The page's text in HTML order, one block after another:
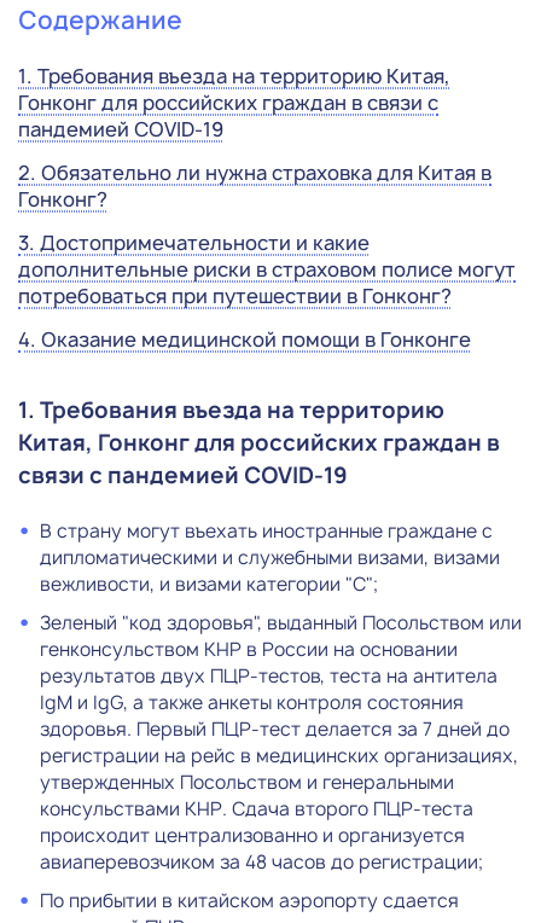
Содержание
1. Требования въезда на территорию Китая,
Гонконг для российских граждан в связи с
пандемией COVID-19
2. Обязательно ли нужна страховка для Китая в
Гонконг?
3. Достопримечательности и какие
дополнительные риски в страховом полисе могут
потребоваться при путешествии в Гонконг?
4. Оказание медицинской помощи в Гонконге
1. Требования въезда на территорию
Китая, Гонконг для российских граждан в
связи с пандемией COVID-19
В страну могут въехать иностранные граждане с
дипломатическими и служебными визами, визами
вежливости, и визами категории "С";
Зеленый "код здоровья", выданный Посольством или
генконсульством КНР в России на основании
результатов двух ПЦР-тестов, теста на антитела
IgM и IgG, а также анкеты контроля состояния
здоровья. Первый ПЦР-тест делается за 7 дней до
регистрации на рейс в медицинских организациях,
утвержденных Посольством и генеральными
консульствами КНР. Сдача второго ПЦР-теста
происходит централизованно и организуется
авиаперевозчиком за 48 часов до регистрации;
По прибытии в китайском аэропорту сдается